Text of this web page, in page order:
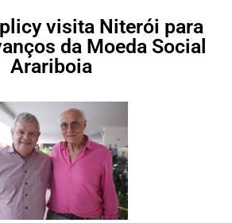
visita Niterói para
da Moeda Social
Arariboia